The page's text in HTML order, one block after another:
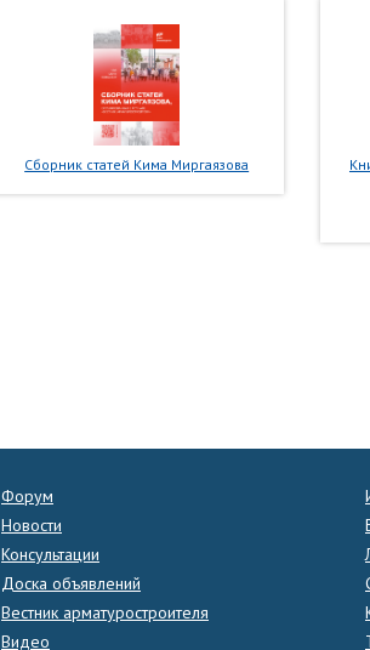
Сборник статей Кима Миргаязова
Форум
Новости
Консультации
Доска объявлений
Вестник арматуростроителя
Видео